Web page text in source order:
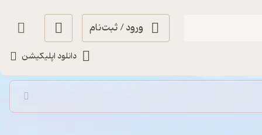
ورود / ثبت‌نام
دانلود اپلیکیشن